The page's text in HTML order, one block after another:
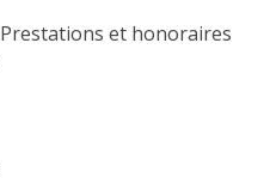
Prestations et honoraires